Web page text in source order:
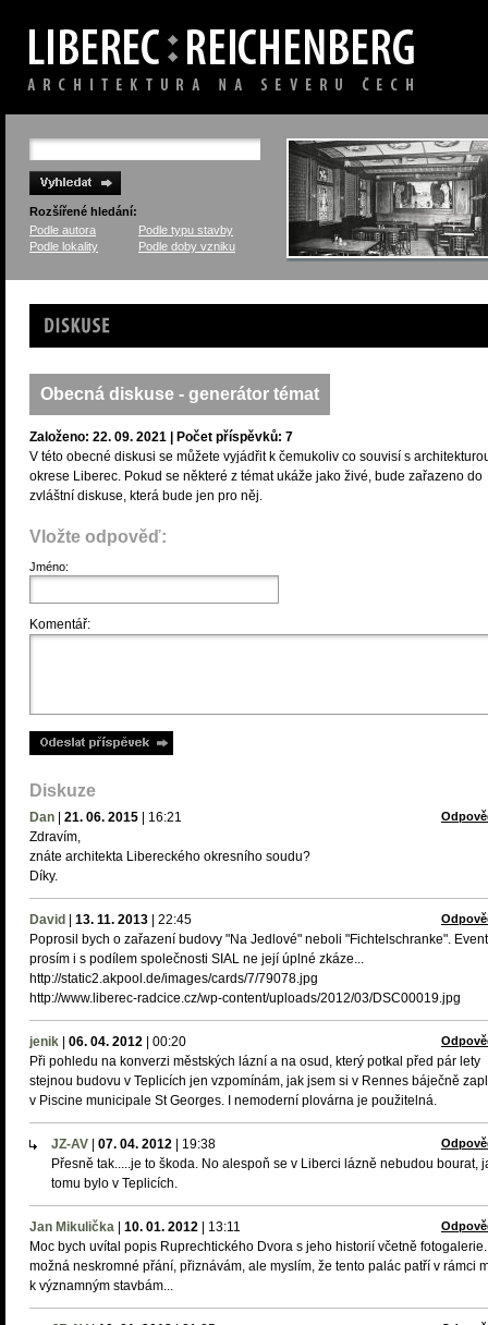
Rozšířené hledání:
Podle autora
Podle typu stavby
Podle lokality
Podle doby vzniku
Diskuse
Obecná diskuse - generátor témat
Založeno: 22. 09. 2021 | Počet příspěvků: 7
V této obecné diskusi se můžete vyjádřit k čemukoliv co souvisí s
okrese Liberec. Pokud se některé z témat ukáže jako živé, bude zařazeno do
zvláštní diskuse, která bude jen pro něj.
Vložte odpověď:
Jméno:
Komentář:
Diskuze
Dan 21. 06. 2015 16:21
Zdravím,
znáte architekta Libereckého okresního soudu?
Díky.
David 13. 11. 2013 22:45
Poprosil bych o zařazení budovy "Na Jedlové" neboli "Fichtelschranke".
prosím i s podílem společnosti SIAL ne její úplné zkáze...
http://static2.akpool.de/images/cards/7/79078.jpg
http://www.liberec-radcice.cz/wp-content/uploads/2012/03/DSC00019.jpg
jenik 06. 04. 2012 00:20
Při pohledu na konverzi městských lázní a na osud, který potkal před pár lety
stejnou budovu v Teplicích jen vzpomínám, jak jsem si v Rennes báječně
v Piscine municipale St Georges. I nemoderní plovárna je použitelná.
JZ-AV 07. 04. 2012 19:38
Přesně tak.....je to škoda. No alespoň se v Liberci lázně nebudou bourat,
tomu bylo v Teplicích.
Jan Mikulička 10. 01. 2012 13:11
Moc bych uvítal popis Ruprechtického Dvora s jeho historií včetně
možná neskromné přání, přiznávám, ale myslím, že tento palác patří v rámci
k významným stavbám...